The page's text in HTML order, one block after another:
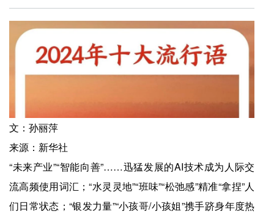
文：孙丽萍
来源：新华社
“未来产业”“智能向善”……迅猛发展的AI技术成为人际交
流高频使用词汇；“水灵灵地”“班味”“松弛感”精准“拿捏”人
们日常状态；“银发力量”“小孩哥/小孩姐”携手跻身年度热